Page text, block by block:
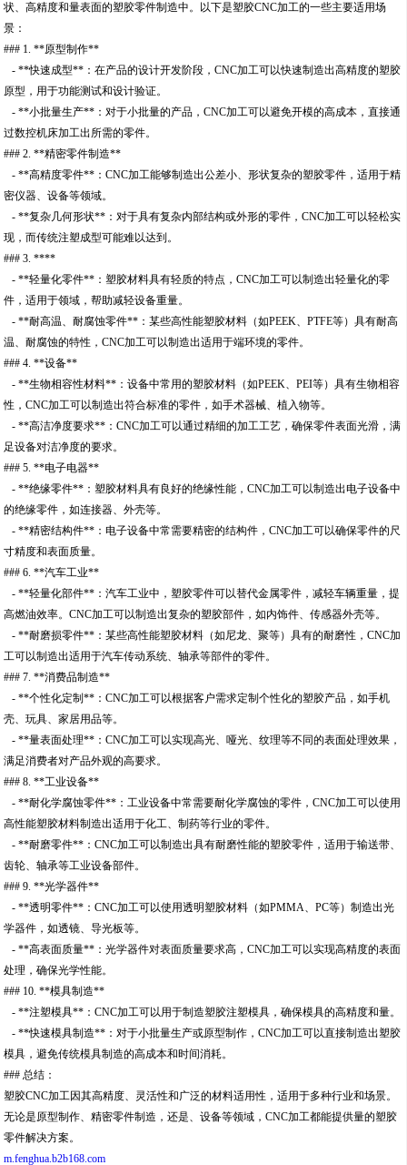
状、高精度和量表面的塑胶零件制造中。以下是塑胶CNC加工的一些主要适用场
景：
### 1. **原型制作**
- **快速成型**：在产品的设计开发阶段，CNC加工可以快速制造出高精度的塑胶
原型，用于功能测试和设计验证。
- **小批量生产**：对于小批量的产品，CNC加工可以避免开模的高成本，直接通
过数控机床加工出所需的零件。
### 2. **精密零件制造**
- **高精度零件**：CNC加工能够制造出公差小、形状复杂的塑胶零件，适用于精
密仪器、设备等领域。
- **复杂几何形状**：对于具有复杂内部结构或外形的零件，CNC加工可以轻松实
现，而传统注塑成型可能难以达到。
### 3. ****
- **轻量化零件**：塑胶材料具有轻质的特点，CNC加工可以制造出轻量化的零
件，适用于领域，帮助减轻设备重量。
- **耐高温、耐腐蚀零件**：某些高性能塑胶材料（如PEEK、PTFE等）具有耐高
温、耐腐蚀的特性，CNC加工可以制造出适用于端环境的零件。
### 4. **设备**
- **生物相容性材料**：设备中常用的塑胶材料（如PEEK、PEI等）具有生物相容
性，CNC加工可以制造出符合标准的零件，如手术器械、植入物等。
- **高洁净度要求**：CNC加工可以通过精细的加工工艺，确保零件表面光滑，满
足设备对洁净度的要求。
### 5. **电子电器**
- **绝缘零件**：塑胶材料具有良好的绝缘性能，CNC加工可以制造出电子设备中
的绝缘零件，如连接器、外壳等。
- **精密结构件**：电子设备中常需要精密的结构件，CNC加工可以确保零件的尺
寸精度和表面质量。
### 6. **汽车工业**
- **轻量化部件**：汽车工业中，塑胶零件可以替代金属零件，减轻车辆重量，提
高燃油效率。CNC加工可以制造出复杂的塑胶部件，如内饰件、传感器外壳等。
- **耐磨损零件**：某些高性能塑胶材料（如尼龙、聚等）具有的耐磨性，CNC加
工可以制造出适用于汽车传动系统、轴承等部件的零件。
### 7. **消费品制造**
- **个性化定制**：CNC加工可以根据客户需求定制个性化的塑胶产品，如手机
壳、玩具、家居用品等。
- **量表面处理**：CNC加工可以实现高光、哑光、纹理等不同的表面处理效果，
满足消费者对产品外观的高要求。
### 8. **工业设备**
- **耐化学腐蚀零件**：工业设备中常需要耐化学腐蚀的零件，CNC加工可以使用
高性能塑胶材料制造出适用于化工、制药等行业的零件。
- **耐磨零件**：CNC加工可以制造出具有耐磨性能的塑胶零件，适用于输送带、
齿轮、轴承等工业设备部件。
### 9. **光学器件**
- **透明零件**：CNC加工可以使用透明塑胶材料（如PMMA、PC等）制造出光
学器件，如透镜、导光板等。
- **高表面质量**：光学器件对表面质量要求高，CNC加工可以实现高精度的表面
处理，确保光学性能。
### 10. **模具制造**
- **注塑模具**：CNC加工可以用于制造塑胶注塑模具，确保模具的高精度和量。
- **快速模具制造**：对于小批量生产或原型制作，CNC加工可以直接制造出塑胶
模具，避免传统模具制造的高成本和时间消耗。
### 总结：
塑胶CNC加工因其高精度、灵活性和广泛的材料适用性，适用于多种行业和场景。
无论是原型制作、精密零件制造，还是、设备等领域，CNC加工都能提供量的塑胶
零件解决方案。
m.fenghua.b2b168.com